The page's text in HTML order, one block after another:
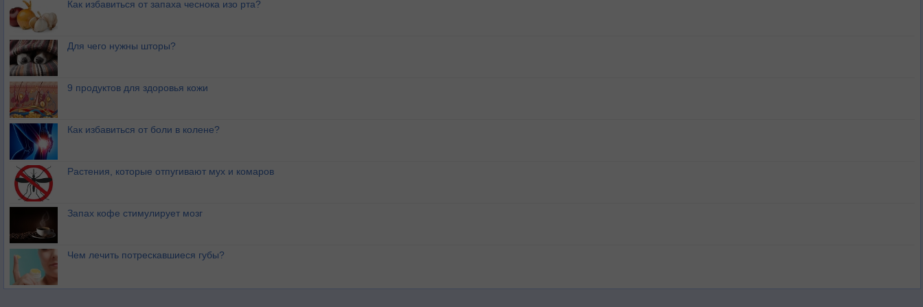
Как избавиться от запаха чеснока изо рта?
Для чего нужны шторы?
9 продуктов для здоровья кожи
Как избавиться от боли в колене?
Растения, которые отпугивают мух и комаров
Запах кофе стимулирует мозг
Чем лечить потрескавшиеся губы?